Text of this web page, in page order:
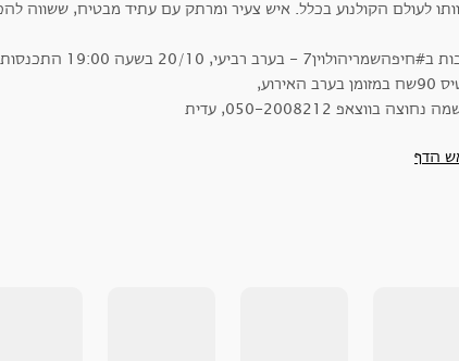
לעולם הקולנוע בכלל. איש צעיר ומרתק עם עתיד מבטיח, ששווה
- בערב רביעי, 20/10 בשעה 19:00 התכנסות עם כוס יין ונישנושים,
האירוע,
בווצאפ 050-2008212, עדית
הדף